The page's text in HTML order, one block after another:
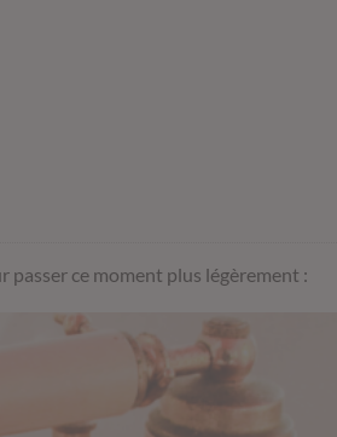
passer ce moment plus légèrement :